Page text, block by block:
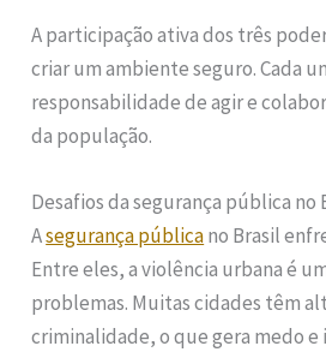
A participação ativa dos três
criar um ambiente seguro. Cada
responsabilidade de agir e
da população.
Desafios da segurança pública no
Asegurança públicano Brasil
Entre eles, a violência urbana é
problemas. Muitas cidades têm
criminalidade, o que gera medo e